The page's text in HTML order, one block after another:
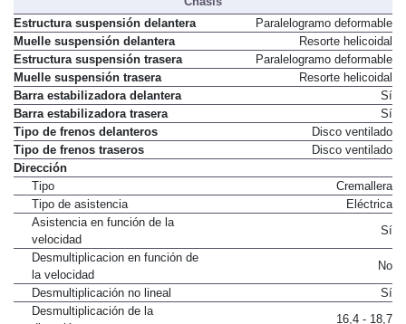
Estructura suspensión delantera
Paralelogramo deformable
Muelle suspensión delantera
Resorte helicoidal
Estructura suspensión trasera
Paralelogramo deformable
Muelle suspensión trasera
Resorte helicoidal
Barra estabilizadora delantera
Sí
Barra estabilizadora trasera
Sí
Tipo de frenos delanteros
Disco ventilado
Tipo de frenos traseros
Disco ventilado
Dirección
Tipo
Cremallera
Tipo de asistencia
Eléctrica
Asistencia en función de la
velocidad
Sí
Desmultiplicacion en función de
la velocidad
No
Desmultiplicación no lineal
Sí
Desmultiplicación de la
16,4 - 18,7